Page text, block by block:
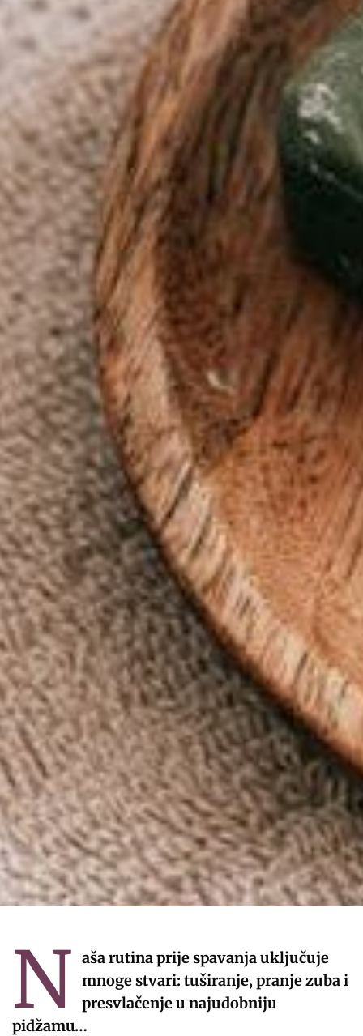
N aša rutina prije spavanja uključuje
mnoge stvari: tuširanje, pranje zuba i
presvlačenje u najudobniju
pidžamu…